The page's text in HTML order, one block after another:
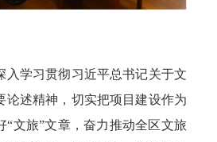
学习贯彻习近平总书记关于文
论述精神，切实把项目建设作为
“文旅”文章，奋力推动全区文旅